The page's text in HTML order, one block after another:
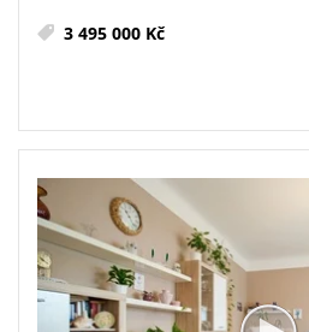
3 495 000 Kč